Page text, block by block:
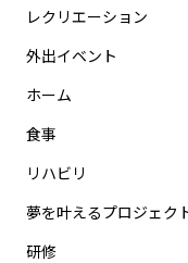
レクリエーション
外出イベント
ホーム
食事
リハビリ
夢を叶えるプロジェク
研修